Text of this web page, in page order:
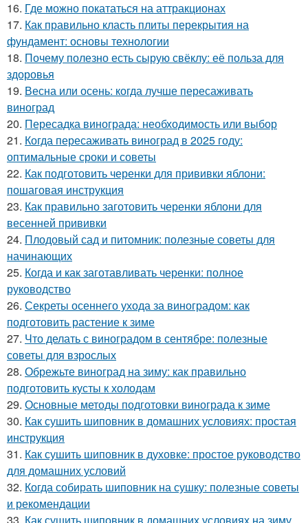
16. Где можно покататься на аттракционах
17. Как правильно класть плиты перекрытия на
фундамент: основы технологии
18. Почему полезно есть сырую свёклу: её польза для
здоровья
19. Весна или осень: когда лучше пересаживать
виноград
20. Пересадка винограда: необходимость или выбор
21. Когда пересаживать виноград в 2025 году:
оптимальные сроки и советы
22. Как подготовить черенки для прививки яблони:
пошаговая инструкция
23. Как правильно заготовить черенки яблони для
весенней прививки
24. Плодовый сад и питомник: полезные советы для
начинающих
25. Когда и как заготавливать черенки: полное
руководство
26. Секреты осеннего ухода за виноградом: как
подготовить растение к зиме
27. Что делать с виноградом в сентябре: полезные
советы для взрослых
28. Обрежьте виноград на зиму: как правильно
подготовить кусты к холодам
29. Основные методы подготовки винограда к зиме
30. Как сушить шиповник в домашних условиях: простая
инструкция
31. Как сушить шиповник в духовке: простое руководство
для домашних условий
32. Когда собирать шиповник на сушку: полезные советы
и рекомендации